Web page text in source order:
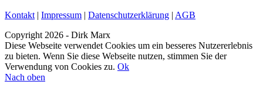
Kontakt | Impressum | Datenschutzerklärung | AGB
Copyright 2026 - Dirk Marx
Diese Webseite verwendet Cookies um ein besseres Nutzererlebnis
zu bieten. Wenn Sie diese Webseite nutzen, stimmen Sie der
Verwendung von Cookies zu. Ok
Nach oben